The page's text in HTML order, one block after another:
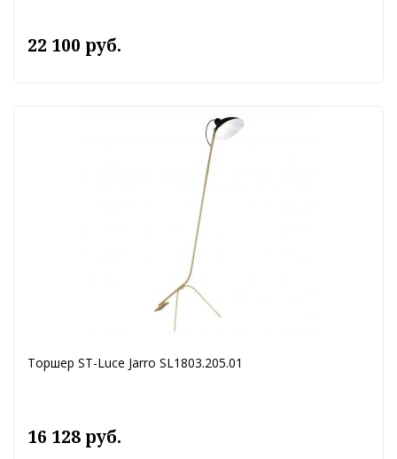
22 100 руб.
Торшер ST-Luce Jarro SL1803.205.01
16 128 руб.